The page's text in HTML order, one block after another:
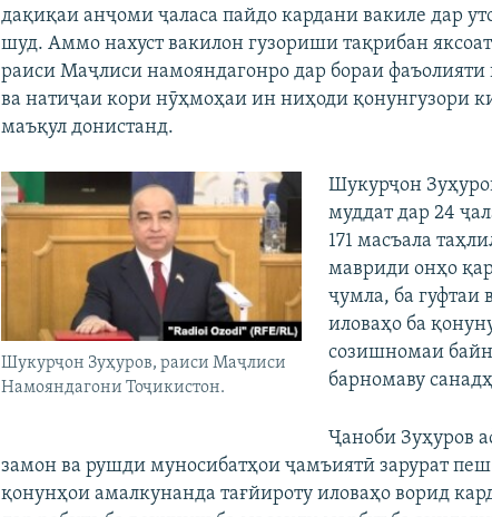
дақиқаи анҷоми ҷаласа пайдо кардани вакиле дар
шуд. Аммо нахуст вакилон гузориши тақрибан
раиси Маҷлиси намояндагонро дар бораи
ва натиҷаи кори нӯҳмоҳаи ин ниҳоди қонунгузори
маъқул донистанд.
Шукурҷон Зуҳуров, раиси Маҷлиси
Намояндагони Тоҷикистон.
Шукурҷон
муддат дар 24
171 масъала
мавриди онҳо
ҷумла, ба гуфтаи
иловаҳо ба
созишномаи
барномаву
Ҷаноби Зуҳуров
замон ва рушди муносибатҳои ҷамъиятӣ зарурат
қонунҳои амалкунанда тағйироту иловаҳо ворид